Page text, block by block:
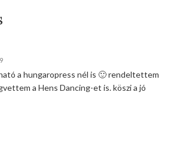
a hungaropress nél is 🙂 rendeltettem
a Hens Dancing-et is. köszi a jó